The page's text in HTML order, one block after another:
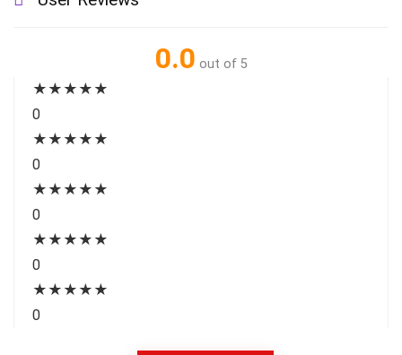
0.0 out of 5
★ ★ ★ ★ ★
0
★ ★ ★ ★ ★
0
★ ★ ★ ★ ★
0
★ ★ ★ ★ ★
0
★ ★ ★ ★ ★
0